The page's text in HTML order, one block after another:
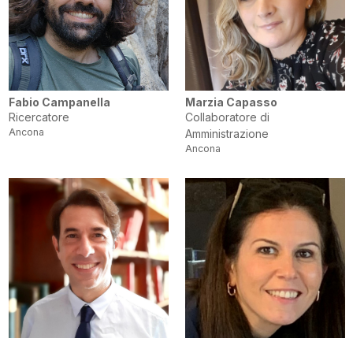
Fabio Campanella
Ricercatore
Ancona
Marzia Capasso
Collaboratore di
Amministrazione
Ancona